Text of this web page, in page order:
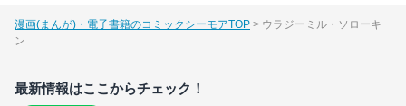
漫画(まんが)・電子書籍のコミックシーモアTOP
ウラジーミル・ソローキ
ン
最新情報はここからチェック！